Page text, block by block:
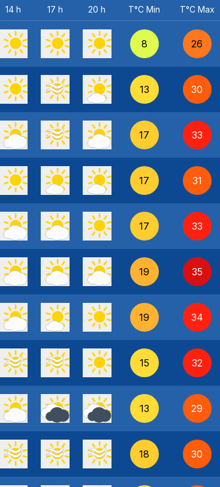
14 h 17 h 20 h T°C Min T°C Max
8 26
13 30
17 33
17 31
17 33
19 35
19 34
15 32
13 29
18 30